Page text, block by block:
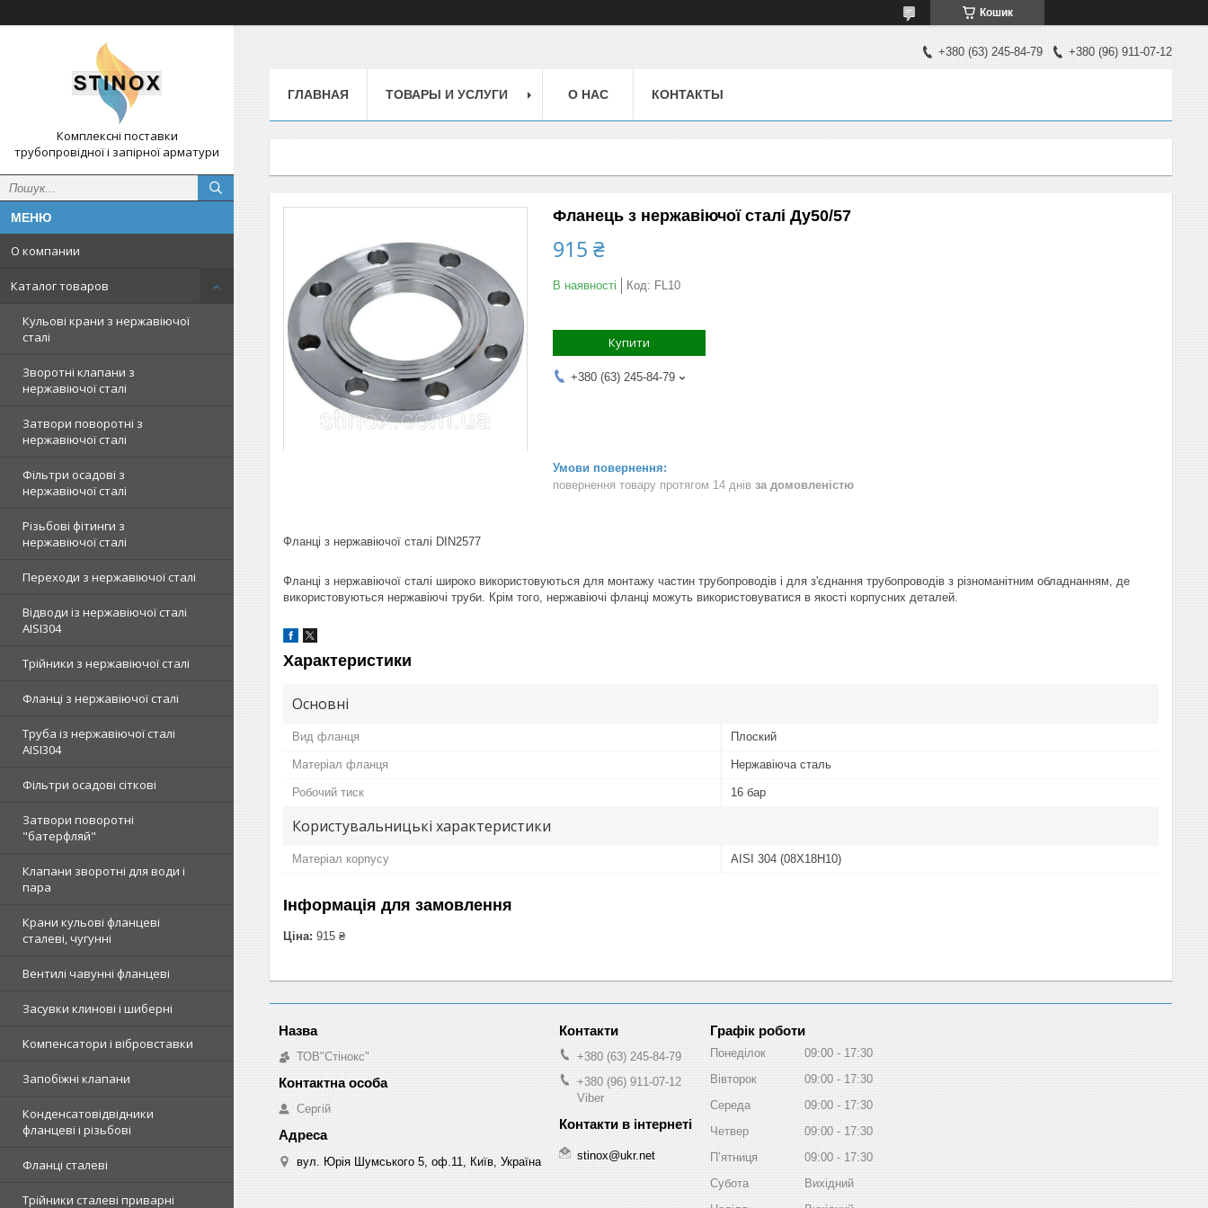
Кошик
Комплексні поставки
трубопровідної і запірної арматури
О компании
Каталог товаров
Кульові крани з нержавіючої
сталі
Зворотні клапани з
нержавіючої сталі
Затвори поворотні з
нержавіючої сталі
Фільтри осадові з
нержавіючої сталі
Різьбові фітинги з
нержавіючої сталі
Переходи з нержавіючої сталі
Відводи із нержавіючої сталі
AISI304
Трійники з нержавіючої сталі
Фланці з нержавіючої сталі
Труба із нержавіючої сталі
AISI304
Фільтри осадові сіткові
Затвори поворотні
"батерфляй"
Клапани зворотні для води і
пара
Крани кульові фланцеві
сталеві, чугунні
Вентилі чавунні фланцеві
Засувки клинові і шиберні
Компенсатори і вібровставки
Запобіжні клапани
Конденсатовідвідники
фланцеві і різьбові
Фланці сталеві
Трійники сталеві приварні
+380 (63) 245-84-79 +380 (96) 911-07-12
ГЛАВНАЯ ТОВАРЫ И УСЛУГИ О НАС КОНТАКТЫ
Фланець з нержавіючої сталі Ду50/57
915 ₴
В наявності Код: FL10
Купити
+380 (63) 245-84-79
повернення товару протягом 14 днів за домовленістю
Фланці з нержавіючої сталі DIN2577
Фланці з нержавіючої сталі широко використовуються для монтажу частин трубопроводів і для з'єднання трубопроводів з різноманітним обладнанням, де
використовуються нержавіючі труби. Крім того, нержавіючі фланці можуть використовуватися в якості корпусних деталей.
Характеристики
Основні
Вид фланця Плоский
Матеріал фланця Нержавіюча сталь
Робочий тиск 16 бар
Користувальницькі характеристики
Матеріал корпусу AISI 304 (08Х18Н10)
Інформація для замовлення
Ціна: 915 ₴
ТОВ"Стінокс"
Сергій
вул. Юрія Шумського 5, оф.11, Київ, Україна
+380 (63) 245-84-79
+380 (96) 911-07-12
Viber
stinox@ukr.net
Графік роботи
Понеділок 09:00
17:30
Вівторок
09:00
17:30
Середа
09:00
17:30
Четвер
09:00
17:30
Пʼятниця
09:00
17:30
Субота
Вихідний